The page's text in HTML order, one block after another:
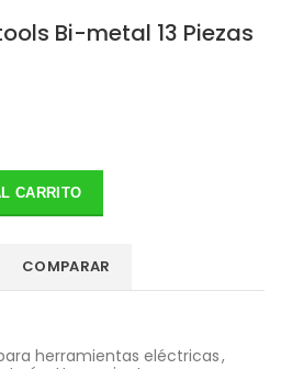
Bi-metal 13 Piezas
CARRITO
COMPARAR
herramientas eléctricas,